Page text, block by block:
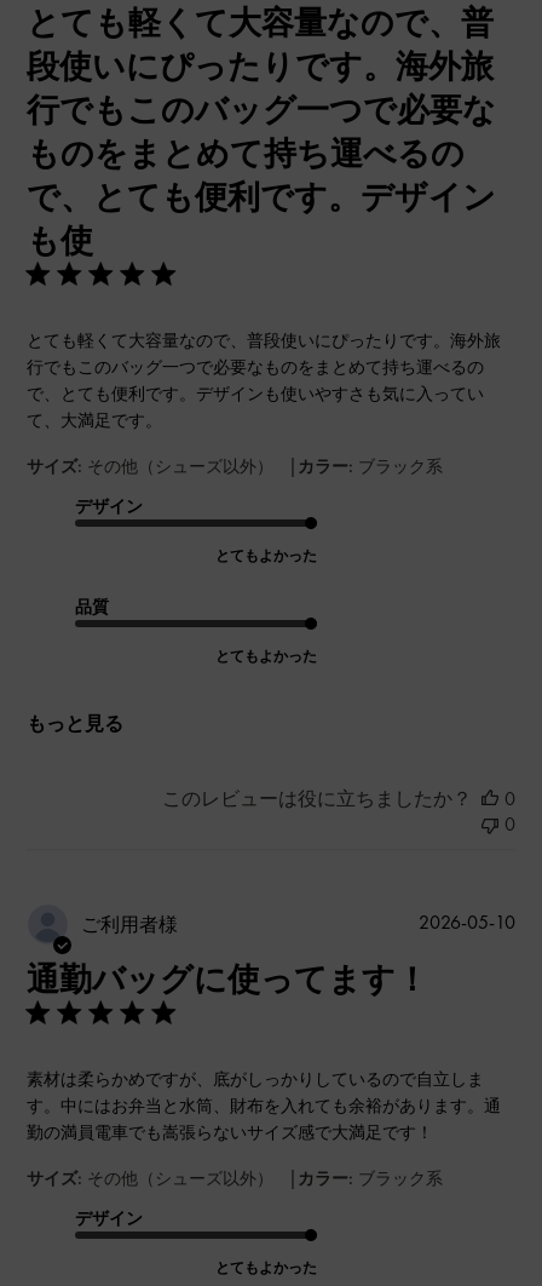
とても軽くて大容量なので、普
段使いにぴったりです。海外旅
行でもこのバッグ一つで必要な
ものをまとめて持ち運べるの
で、とても便利です。デザイン
も使
とても軽くて大容量なので、普段使いにぴったりです。海外旅
行でもこのバッグ一つで必要なものをまとめて持ち運べるの
で、とても便利です。デザインも使いやすさも気に入ってい
て、大満足です。
サイズ: その他（シューズ以外） | カラー: ブラック系
デザイン
とてもよかった
品質
とてもよかった
もっと見る
このレビューは役に立ちましたか？
0
0
ご利用者様
通勤バッグに使ってます！
素材は柔らかめですが、底がしっかりしているので自立しま
す。中にはお弁当と水筒、財布を入れても余裕があります。通
勤の満員電車でも嵩張らないサイズ感で大満足です！
サイズ: その他（シューズ以外） | カラー: ブラック系
デザイン
とてもよかった
公
2026-05-10